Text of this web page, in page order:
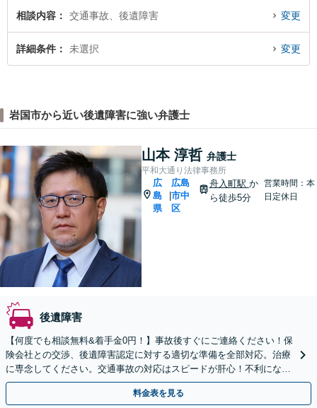
相談内容 交通事故、後遺障害 変更
詳細条件 未選択 変更
岩国市から近い後遺障害に強い弁護士
山本 淳哲 弁護士
平和大通り法律事務所
広
島
県
広島
市中
区
舟入町駅 か
ら徒歩5分
営業時間：本
日定休日
後遺障害
【何度でも相談無料&着手金0円！】事故後すぐにご連絡ください！保
険会社との交渉、後遺障害認定に対する適切な準備を全部対応。治療
に専念してください。交通事故の対応はスピードが肝心！不利になら
ないよう全力でサポートします。【舟入町駅5分】
料金表を見る